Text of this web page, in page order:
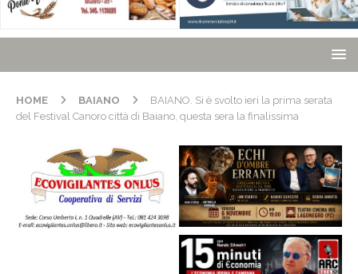
HOME BAIANO
BAIANO. Si è svolto ieri la prima serata
del Festival Canoro città di Baiano, questa sera la finalissima